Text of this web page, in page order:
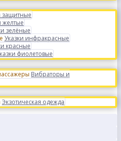
защитные
желтые
зелёные
Указки инфракрасные
красные
фиолетовые
Вибраторы и
Экзотическая одежда